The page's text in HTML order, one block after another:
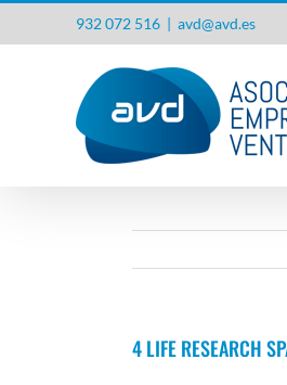
932 072 516 | avd@avd.es
4 LIFE RESEARCH